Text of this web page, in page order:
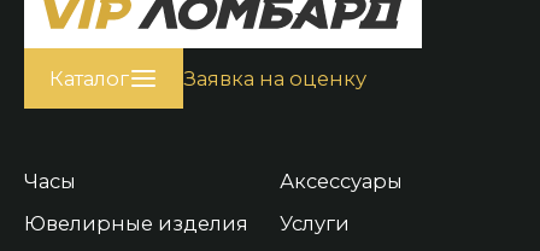
Каталог Заявка на оценку
Часы
Ювелирные изделия
Аксессуары
Услуги